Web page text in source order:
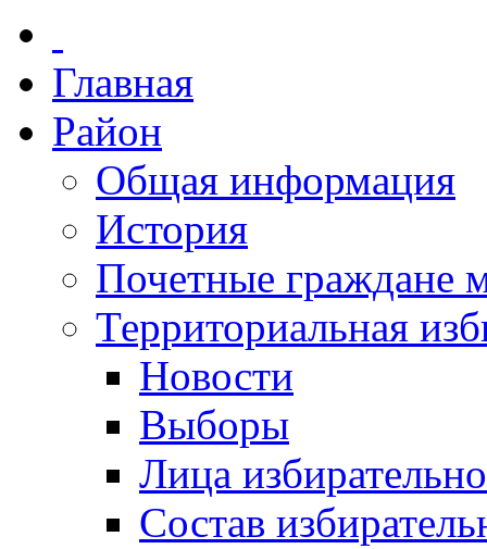
Главная
Район
Общая информация
История
Почетные граждане
Территориальная
Новости
Выборы
Лица
Состав